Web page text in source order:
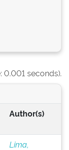
0.001 seconds).
Author(s)
Lima,